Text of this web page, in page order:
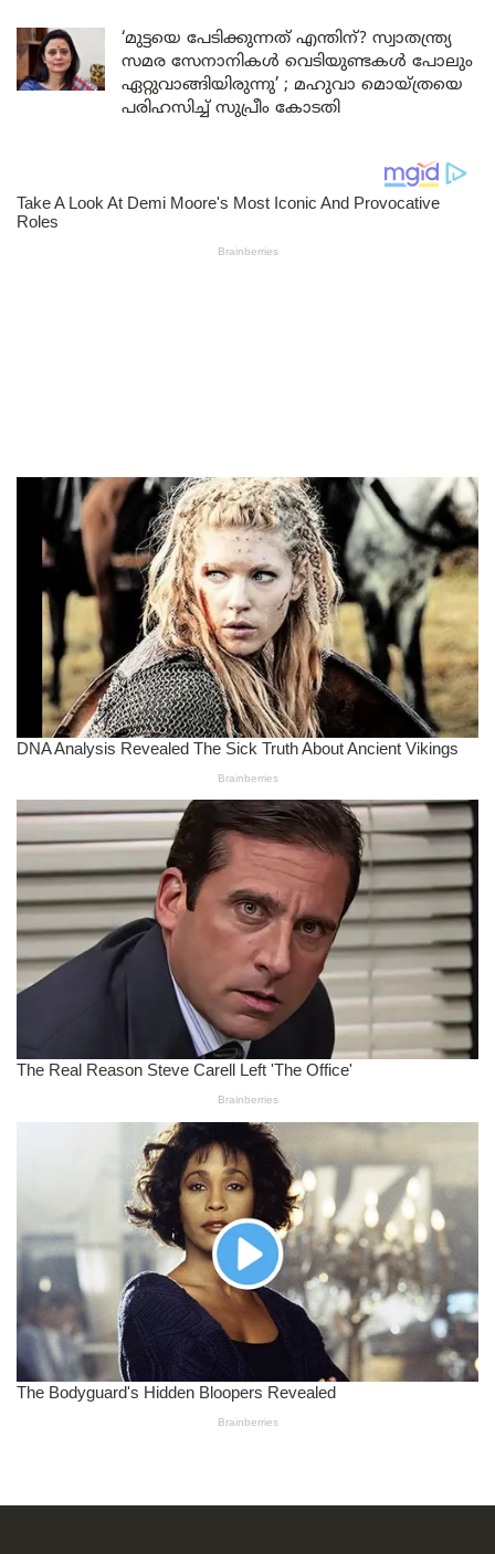
‘മുട്ടയെ പേടിക്കുന്നത് എന്തിന്? സ്വാതന്ത്ര്യ
സമര സേനാനികൾ വെടിയുണ്ടകൾ പോലും
ഏറ്റുവാങ്ങിയിരുന്നു’ ; മഹുവാ മൊയ്ത്രയെ
പരിഹസിച്ച് സുപ്രീം കോടതി